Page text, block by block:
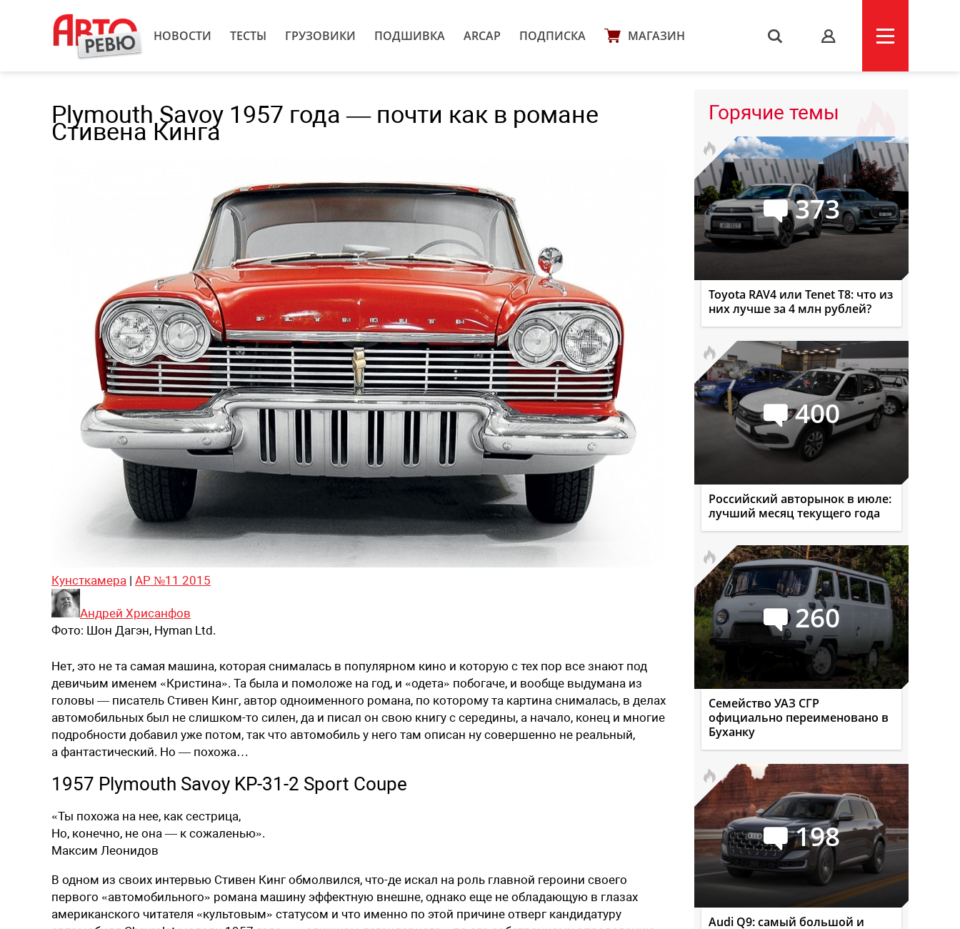
НОВОСТИ ТЕСТЫ ГРУЗОВИКИ ПОДШИВКА ARCAP ПОДПИСКА МАГАЗИН s
Plymouth Savoy 1957 года — почти как в романе
Стивена Кинга
Кунсткамера | АР №11 2015
Андрей Хрисанфов
Фото: Шон Дагэн, Hyman Ltd.
Нет, это не та самая машина, которая снималась в популярном кино и которую с тех пор все знают под
девичьим именем «Кристина». Та была и помоложе на год, и «одета» побогаче, и вообще выдумана из
головы — писатель Стивен Кинг, автор одноименного романа, по которому та картина снималась, в делах
автомобильных был не слишком-то силен, да и писал он свою книгу с середины, а начало, конец и многие
подробности добавил уже потом, так что автомобиль у него там описан ну совершенно не реальный,
а фантастический. Но — похожа…
1957 Plymouth Savoy KP-31-2 Sport Coupe
«Ты похожа на нее, как сестрица,
Но, конечно, не она — к сожаленью».
Максим Леонидов
В одном из своих интервью Стивен Кинг обмолвился, что-де искал на роль главной героини своего
первого «автомобильного» романа машину эффектную внешне, однако еще не обладающую в глазах
американского читателя «культовым» статусом и что именно по этой причине отверг кандидатуру
Горячие темы
373
Toyota RAV4 или Tenet T8: что из
них лучше за 4 млн рублей?
400
Российский авторынок в июле:
лучший месяц текущего года
260
Семейство УАЗ СГР
официально переименовано в
Буханку
198
Audi Q9: самый большой и